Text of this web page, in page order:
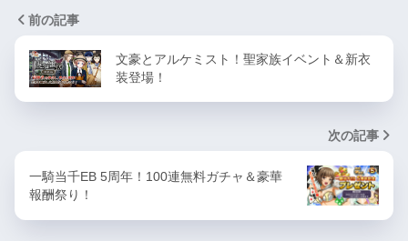
前の記事
文豪とアルケミスト！聖家族イベント＆新衣
装登場！
次の記事
一騎当千EB 5周年！100連無料ガチャ＆豪華
報酬祭り！